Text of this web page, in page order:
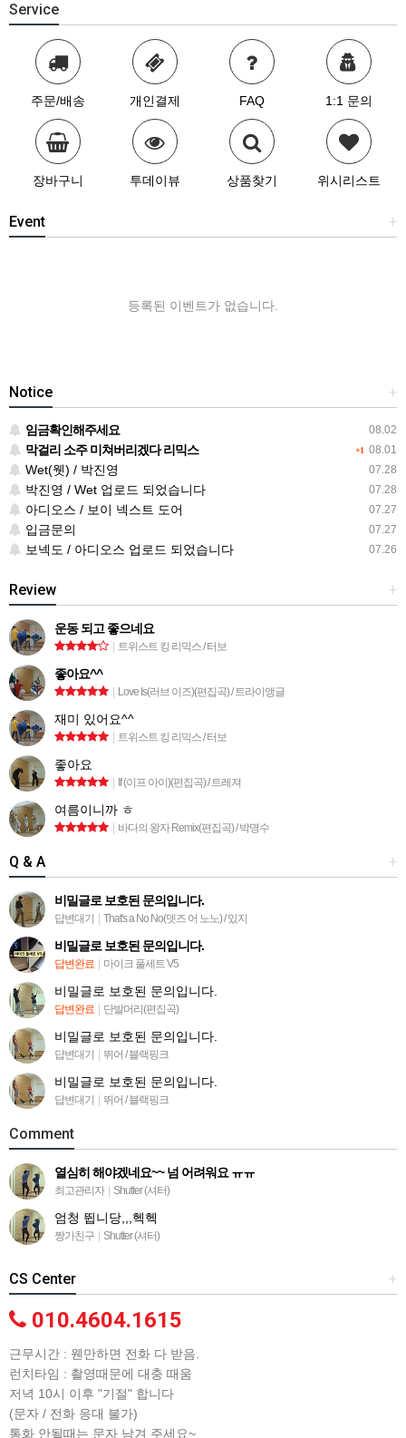
Service
주문/배송 개인결제 FAQ 1:1 문의
장바구니 투데이뷰 상품찾기 위시리스트
+
Event
등록된 이벤트가 없습니다.
+
Notice
08.02
임금확인해주세요
+1 08.01
막걸리 소주 미쳐버리겠다 리믹스
07.28
Wet(웻) / 박진영
07.28
박진영 / Wet 업로드 되었습니다
07.27
아디오스 / 보이 넥스트 도어
07.27
입금문의
07.26
보넥도 / 아디오스 업로드 되었습니다
+
Review
운동 되고 좋으네요
| 트위스트 킹 리믹스 / 터보
좋아요^^
| Love Is(러브 이즈)(편집곡) / 트라이앵글
재미 있어요^^
| 트위스트 킹 리믹스 / 터보
좋아요
| If (이프 아이)(편집곡) / 트레져
여름이니까 ㅎ
| 바다의 왕자 Remix(편집곡) / 박명수
+
Q & A
비밀글로 보호된 문의입니다.
답변대기 | That's a No No(뎃즈 어 노노) / 있지
비밀글로 보호된 문의입니다.
답변완료 | 마이크 풀세트 V5
비밀글로 보호된 문의입니다.
답변완료 | 단발머리(편집곡)
비밀글로 보호된 문의입니다.
답변대기 | 뛰어 / 블랙핑크
비밀글로 보호된 문의입니다.
답변대기 | 뛰어 / 블랙핑크
Comment
열심히 해야겠네요~~ 넘 어려워요 ㅠㅠ
최고관리자 | Shutter (셔터)
엄청 뜁니당,,,헥헥
짱가친구 | Shutter (셔터)
+
CS Center
010.4604.1615
근무시간 : 웬만하면 전화 다 받음.
런치타임 : 촬영때문에 대충 때움
저녁 10시 이후 "기절" 합니다
(문자 / 전화 응대 불가)
통화 안될때는 문자 남겨 주세요~